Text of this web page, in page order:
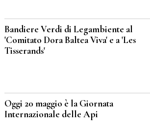
Bandiere Verdi di Legambiente al
'Comitato Dora Baltea Viva' e a 'Les
Tisserands'
Oggi 20 maggio è la Giornata
Internazionale delle Api